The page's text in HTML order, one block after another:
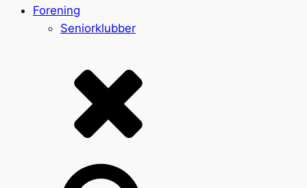
Forening
Seniorklubber